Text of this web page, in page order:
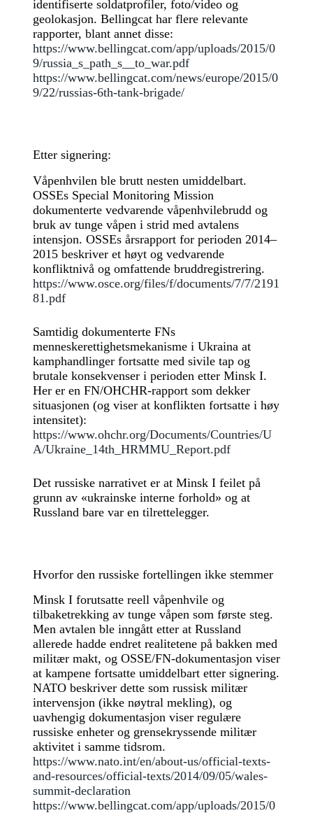
identifiserte soldatprofiler, foto/video og
geolokasjon. Bellingcat har flere relevante
rapporter, blant annet disse:
https://www.bellingcat.com/app/uploads/2015/0
9/russia_s_path_s__to_war.pdf
https://www.bellingcat.com/news/europe/2015/0
9/22/russias-6th-tank-brigade/
Etter signering:
Våpenhvilen ble brutt nesten umiddelbart.
OSSEs Special Monitoring Mission
dokumenterte vedvarende våpenhvilebrudd og
bruk av tunge våpen i strid med avtalens
intensjon. OSSEs årsrapport for perioden 2014–
2015 beskriver et høyt og vedvarende
konfliktnivå og omfattende bruddregistrering.
https://www.osce.org/files/f/documents/7/7/2191
81.pdf
Samtidig dokumenterte FNs
menneskerettighetsmekanisme i Ukraina at
kamphandlinger fortsatte med sivile tap og
brutale konsekvenser i perioden etter Minsk I.
Her er en FN/OHCHR-rapport som dekker
situasjonen (og viser at konflikten fortsatte i høy
intensitet):
https://www.ohchr.org/Documents/Countries/U
A/Ukraine_14th_HRMMU_Report.pdf
Det russiske narrativet er at Minsk I feilet på
grunn av «ukrainske interne forhold» og at
Russland bare var en tilrettelegger.
Hvorfor den russiske fortellingen ikke stemmer
Minsk I forutsatte reell våpenhvile og
tilbaketrekking av tunge våpen som første steg.
Men avtalen ble inngått etter at Russland
allerede hadde endret realitetene på bakken med
militær makt, og OSSE/FN-dokumentasjon viser
at kampene fortsatte umiddelbart etter signering.
NATO beskriver dette som russisk militær
intervensjon (ikke nøytral mekling), og
uavhengig dokumentasjon viser regulære
russiske enheter og grensekryssende militær
aktivitet i samme tidsrom.
https://www.nato.int/en/about-us/official-texts-
and-resources/official-texts/2014/09/05/wales-
summit-declaration
https://www.bellingcat.com/app/uploads/2015/0